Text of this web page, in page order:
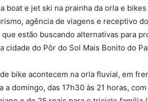
boat e jet ski na prainha da orla e
agência de viagens e receptivo
que estão buscando alternativas para
cidade do Pôr do Sol Mais Bonito do
bike acontecem na orla fluvial, em
a domingo, das 17h30 às 21 horas,